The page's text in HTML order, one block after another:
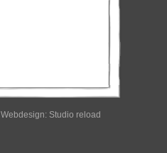
Webdesign: Studio reload